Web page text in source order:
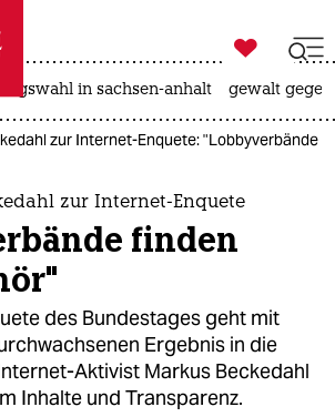
taz zahl ich
taz zahl ich

taz zahl ich
in sachsen-anhalt gewalt
zur Internet-Enquete: "Lobbyverbände
zur Internet-Enquete
finden
des Bundestages geht mit
Ergebnis in die
Aktivist Markus Beckedahl
Inhalte und Transparenz.